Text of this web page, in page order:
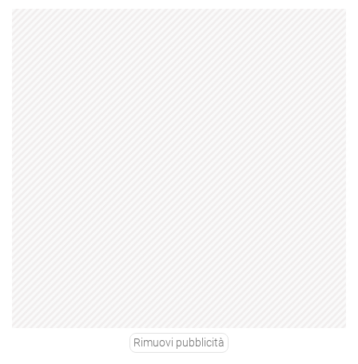
Rimuovi pubblicità